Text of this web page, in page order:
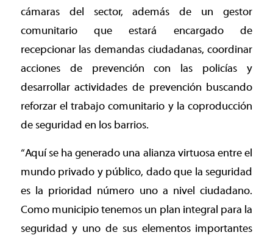
cámaras del sector, además de un gestor
comunitario que estará encargado de
recepcionar las demandas ciudadanas, coordinar
acciones de prevención con las policías y
desarrollar actividades de prevención buscando
reforzar el trabajo comunitario y la coproducción
de seguridad en los barrios.
“Aquí se ha generado una alianza virtuosa entre el
mundo privado y público, dado que la seguridad
es la prioridad número uno a nivel ciudadano.
Como municipio tenemos un plan integral para la
seguridad y uno de sus elementos importantes